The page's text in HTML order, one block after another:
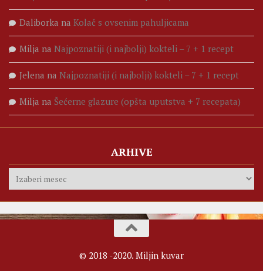
Daliborka na Kolač s ovsenim pahuljicama
Milja na Najpoznatiji (i najbolji) kokteli – 7 + 1 recept
Jelena na Najpoznatiji (i najbolji) kokteli – 7 + 1 recept
Milja na Šećerne glazure (opšta uputstva + 7 recepata)
ARHIVE
Arhive
© 2018 -2020. Miljin kuvar